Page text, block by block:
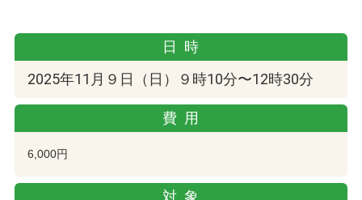
日時
2025年11月９日（日）９時10分〜12時30分
費用
6,000円
対象